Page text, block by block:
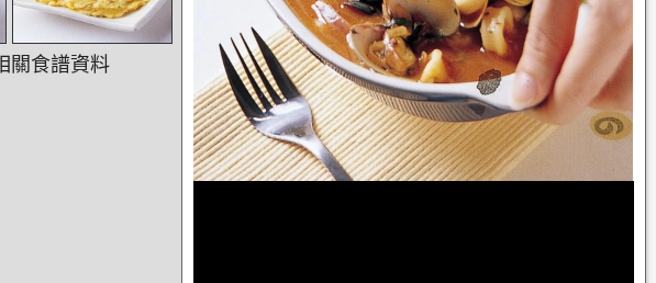
關食譜資料